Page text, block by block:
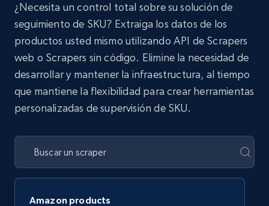
¿Necesita un control total sobre su solución de
seguimiento de SKU? Extraiga los datos de los
productos usted mismo utilizando API de Scrapers
web o Scrapers sin código. Elimine la necesidad de
desarrollar y mantener la infraestructura, al tiempo
que mantiene la flexibilidad para crear herramientas
personalizadas de supervisión de SKU.
Amazon products